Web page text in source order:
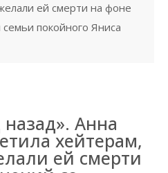
ей смерти на фоне
покойного Яниса
назад». Анна
хейтерам,
ей смерти